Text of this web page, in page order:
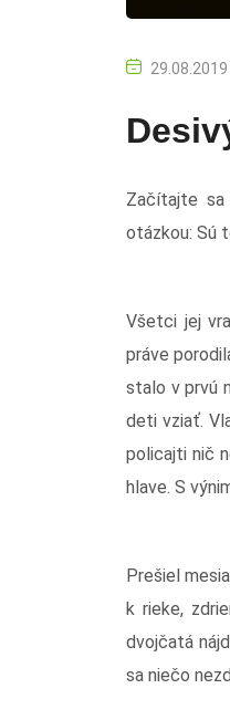
29.08.2019
Začítajte sa
otázkou: Sú
Všetci jej
práve
stalo v prvú
deti vziať.
policajti nič
hlave. S
Prešiel
k rieke,
dvojčatá
sa niečo